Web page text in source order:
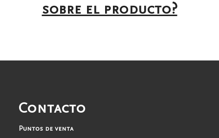
sobre el producto?
Contacto
Puntos de venta